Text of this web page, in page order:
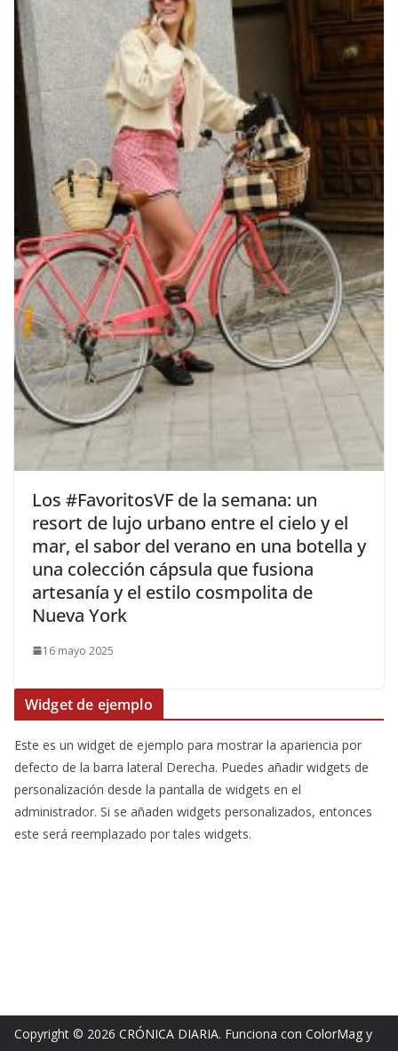
​Los #FavoritosVF de la semana: un
resort de lujo urbano entre el cielo y el
mar, el sabor del verano en una botella y
una colección cápsula que fusiona
artesanía y el estilo cosmpolita de
Nueva York
16 mayo 2025
Widget de ejemplo
Este es un widget de ejemplo para mostrar la apariencia por
defecto de la barra lateral Derecha. Puedes añadir widgets de
personalización desde la pantalla de widgets en el
administrador. Si se añaden widgets personalizados, entonces
este será reemplazado por tales widgets.
Copyright © 2026 CRÓNICA DIARIA. Funciona con ColorMag y